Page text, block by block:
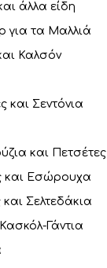
άλλα είδη
για τα Μαλλιά
Καλσόν
και Σεντόνια
και Πετσέτες
και Εσώρουχα
Σελτεδάκια
Γάντια